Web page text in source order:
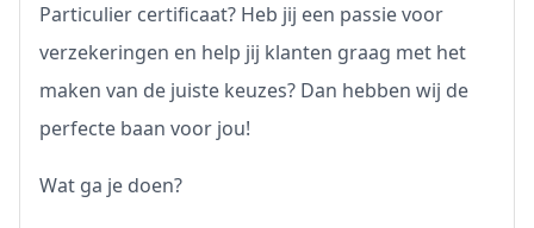
Particulier certificaat? Heb jij een passie voor
verzekeringen en help jij klanten graag met het
maken van de juiste keuzes? Dan hebben wij de
perfecte baan voor jou!
Wat ga je doen?